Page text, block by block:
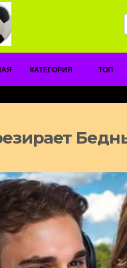
КАТЕГОРИЯ ТОП